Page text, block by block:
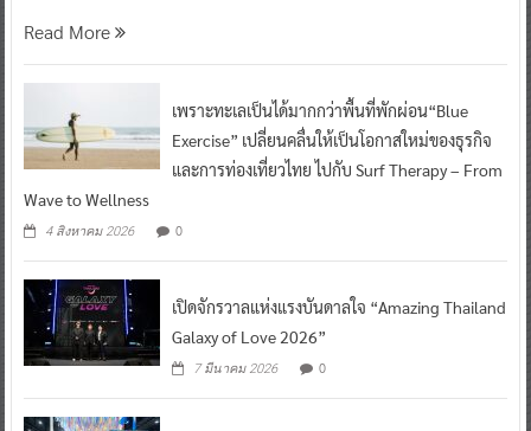
Read More
เพราะทะเลเป็นได้มากกว่าพื้นที่พักผ่อน“Blue
Exercise” เปลี่ยนคลื่นให้เป็นโอกาสใหม่ของธุรกิจ
และการท่องเที่ยวไทย ไปกับ Surf Therapy – From
Wave to Wellness
4 สิงหาคม 2026 0
เปิดจักรวาลแห่งแรงบันดาลใจ “Amazing Thailand
Galaxy of Love 2026”
7 มีนาคม 2026 0